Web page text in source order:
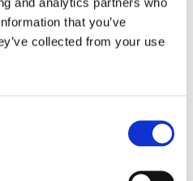
that you’ve
collected from your use